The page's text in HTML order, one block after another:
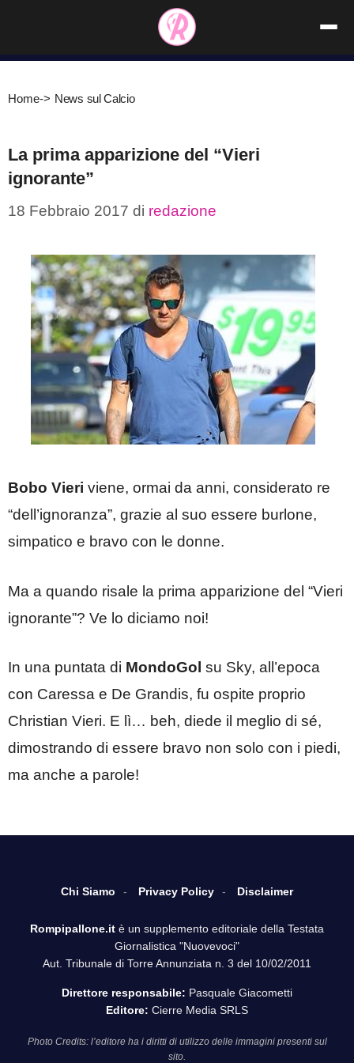
contenuto
Home-> News sul Calcio
La prima apparizione del “Vieri
ignorante”
18 Febbraio 2017 di redazione
Bobo Vieri viene, ormai da anni, considerato re
“dell’ignoranza”, grazie al suo essere burlone,
simpatico e bravo con le donne.
Ma a quando risale la prima apparizione del “Vieri
ignorante”? Ve lo diciamo noi!
In una puntata di MondoGol su Sky, all’epoca
con Caressa e De Grandis, fu ospite proprio
Christian Vieri. E lì… beh, diede il meglio di sé,
dimostrando di essere bravo non solo con i piedi,
ma anche a parole!
Chi Siamo Privacy Policy Disclaimer
Rompipallone.it è un supplemento editoriale della Testata
Giornalistica "Nuovevoci"
Aut. Tribunale di Torre Annunziata n. 3 del 10/02/2011
Direttore responsabile: Pasquale Giacometti
Editore: Cierre Media SRLS
Photo Credits: l’editore ha i diritti di utilizzo delle immagini presenti sul
sito.